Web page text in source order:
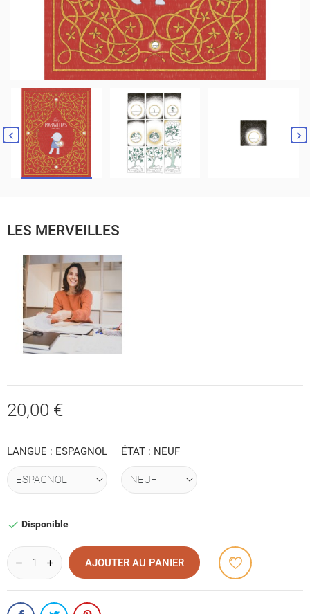
LES MERVEILLES
20,00 €
LANGUE : ESPAGNOL ÉTAT : NEUF
 Disponible
AJOUTER AU PANIER